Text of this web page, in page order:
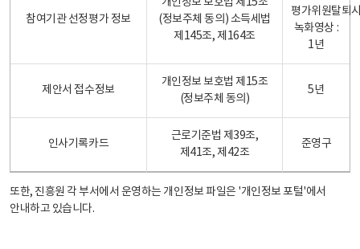
참여기관 선정평가 정보
(정보주체 동의) 소득세법
제145조, 제164조
평가위원탈퇴
녹화영상 :
1년
제안서 접수정보
개인정보 보호법 제15조
(정보주체 동의)
5년
인사기록카드
근로기준법 제39조,
제41조, 제42조
준영구
또한, 진흥원 각 부서에서 운영하는 개인정보 파일은 '개인정보 포털'에서
안내하고 있습니다.